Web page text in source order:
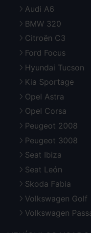
Audi A6
BMW 320
Citroën C3
Ford Focus
Hyundai Tucson
Kia Sportage
Opel Astra
Opel Corsa
Peugeot 2008
Peugeot 3008
Seat Ibiza
Seat León
Skoda Fabia
Volkswagen Golf
Volkswagen